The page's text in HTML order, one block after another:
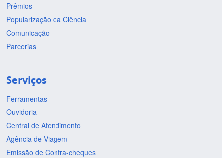
Prêmios
Popularização da Ciência
Comunicação
Parcerias
Serviços
Ferramentas
Ouvidoria
Central de Atendimento
Agência de Viagem
Emissão de Contra-cheques